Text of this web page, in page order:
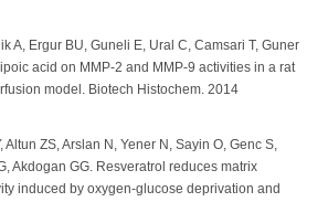
A, Ergur BU, Guneli E, Ural C, Camsari T, Guner
acid on MMP-2 and MMP-9 activities in a rat
model. Biotech Histochem. 2014
Altun ZS, Arslan N, Yener N, Sayin O, Genc S,
Akdogan GG. Resveratrol reduces matrix
induced by oxygen-glucose deprivation and